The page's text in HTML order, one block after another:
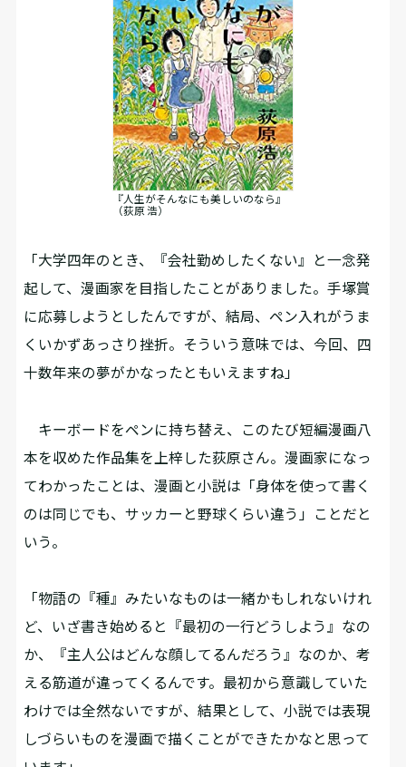
『人生がそんなにも美しいのなら』
（荻原 浩）
「大学四年のとき、『会社勤めしたくない』と一念発
起して、漫画家を目指したことがありました。手塚賞
に応募しようとしたんですが、結局、ペン入れがうま
くいかずあっさり挫折。そういう意味では、今回、四
十数年来の夢がかなったともいえますね」
キーボードをペンに持ち替え、このたび短編漫画八
本を収めた作品集を上梓した荻原さん。漫画家になっ
てわかったことは、漫画と小説は「身体を使って書く
のは同じでも、サッカーと野球くらい違う」ことだと
いう。
「物語の『種』みたいなものは一緒かもしれないけれ
ど、いざ書き始めると『最初の一行どうしよう』なの
か、『主人公はどんな顔してるんだろう』なのか、考
える筋道が違ってくるんです。最初から意識していた
わけでは全然ないですが、結果として、小説では表現
しづらいものを漫画で描くことができたかなと思って